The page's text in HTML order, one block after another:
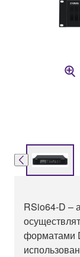
RSio64-D –
форматами